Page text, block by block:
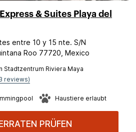
& Suites Playa del
entre 10 y 15 nte. S/N
Roo 77720, Mexico
Stadtzentrum Riviera Maya
reviews)
Haustiere erlaubt
PRÜFEN